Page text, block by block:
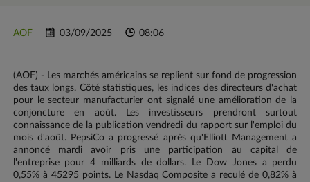
AOF 03/09/2025 08:06
(AOF) - Les marchés américains se replient sur fond de progression
des taux longs. Côté statistiques, les indices des directeurs d'achat
pour le secteur manufacturier ont signalé une amélioration de la
conjoncture en août. Les investisseurs prendront surtout
connaissance de la publication vendredi du rapport sur l'emploi du
mois d'août. PepsiCo a progressé après qu'Elliott Management a
annoncé mardi avoir pris une participation au capital de
l'entreprise pour 4 milliards de dollars. Le Dow Jones a perdu
0,55% à 45295 points. Le Nasdaq Composite a reculé de 0,82% à